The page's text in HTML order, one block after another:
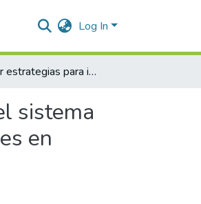
Log In
Formular estrategias para identificar oportunidades de mejora en el sistema de gestión de calidad para el procedimiento de licencias ambientales en Corpocesar, Valledupar, Cesar.
sistema
en